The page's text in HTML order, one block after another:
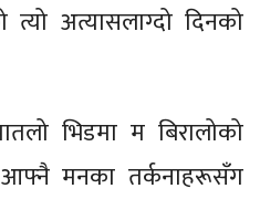
अत्यासलाग्दो दिनको
भिडमा म बिरालोको
मनका तर्कनाहरूसँग